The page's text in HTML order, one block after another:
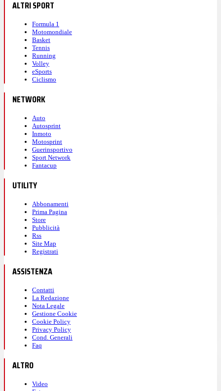
ALTRI SPORT
Formula 1
Motomondiale
Basket
Tennis
Running
Volley
eSports
Ciclismo
NETWORK
Auto
Autosprint
Inmoto
Motosprint
Guerinsportivo
Sport Network
Fantacup
UTILITY
Abbonamenti
Prima Pagina
Store
Pubblicità
Rss
Site Map
Registrati
ASSISTENZA
Contatti
La Redazione
Nota Legale
Gestione Cookie
Cookie Policy
Privacy Policy
Cond. Generali
Faq
ALTRO
Video